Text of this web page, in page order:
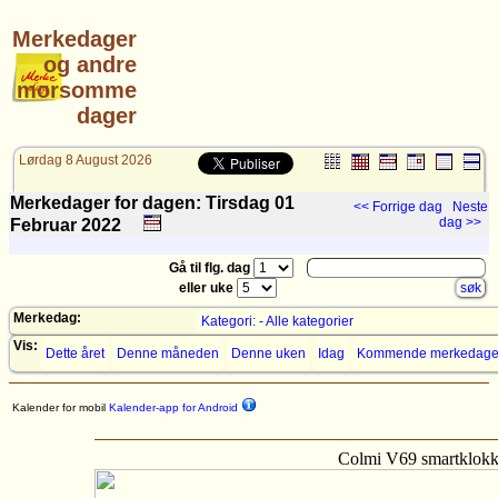
Merkedager
og andre
morsomme
dager
Lørdag 8 August 2026
Merkedager for dagen: Tirsdag 01
Februar 2022
<< Forrige dag
Neste
dag >>
Gå til flg. dag
eller uke
Merkedag:
Kategori: - Alle kategorier
Vis:
Dette året Denne måneden Denne uken Idag Kommende
Kalender for mobil Kalender-app for Android
Colmi V69